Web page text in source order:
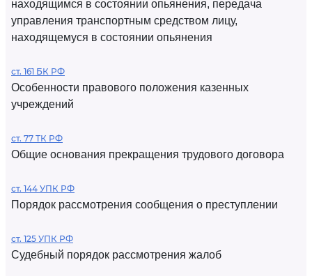
находящимся в состоянии опьянения, передача
управления транспортным средством лицу,
находящемуся в состоянии опьянения
ст. 161 БК РФ
Особенности правового положения казенных
учреждений
ст. 77 ТК РФ
Общие основания прекращения трудового договора
ст. 144 УПК РФ
Порядок рассмотрения сообщения о преступлении
ст. 125 УПК РФ
Судебный порядок рассмотрения жалоб